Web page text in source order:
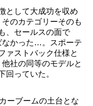
として大成功を収め
のカテゴリーそのも
、セールスの面で
かった…。スポーテ
ァストバック仕様と
社の同等のモデルと
回っていた。
ーブームの土台とな